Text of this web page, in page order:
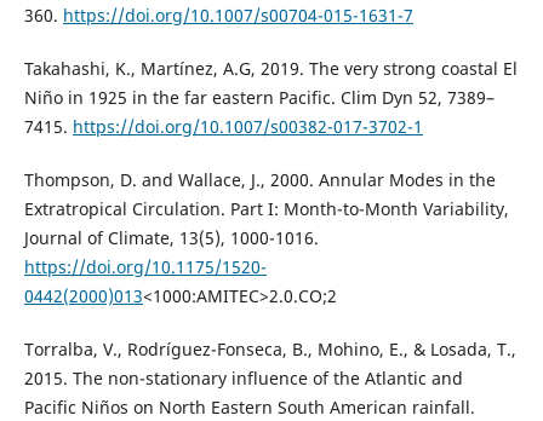
360. https://doi.org/10.1007/s00704-015-1631-7
Takahashi, K., Martínez, A.G, 2019. The very strong coastal El
Niño in 1925 in the far eastern Pacific. Clim Dyn 52, 7389–
7415. https://doi.org/10.1007/s00382-017-3702-1
Thompson, D. and Wallace, J., 2000. Annular Modes in the
Extratropical Circulation. Part I: Month-to-Month Variability,
Journal of Climate, 13(5), 1000-1016.
https://doi.org/10.1175/1520-
0442(2000)013<1000:AMITEC>2.0.CO;2
Torralba, V., Rodríguez-Fonseca, B., Mohino, E., & Losada, T.,
2015. The non-stationary influence of the Atlantic and
Pacific Niños on North Eastern South American rainfall.